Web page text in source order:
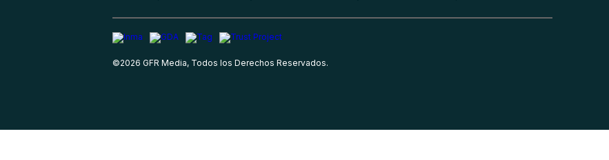
©2026 GFR Media, Todos los Derechos Reservados.